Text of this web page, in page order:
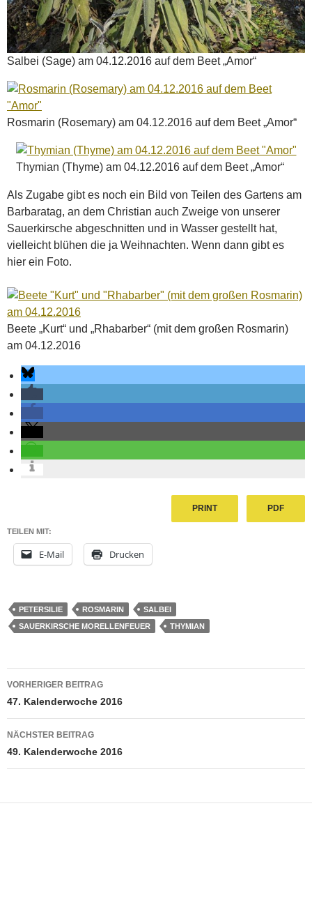
Salbei (Sage) am 04.12.2016 auf dem Beet „Amor“
Rosmarin (Rosemary) am 04.12.2016 auf dem Beet „Amor“
Thymian (Thyme) am 04.12.2016 auf dem Beet „Amor“
Als Zugabe gibt es noch ein Bild von Teilen des Gartens am
Barbaratag, an dem Christian auch Zweige von unserer
Sauerkirsche abgeschnitten und in Wasser gestellt hat,
vielleicht blühen die ja Weihnachten. Wenn dann gibt es
hier ein Foto.
Beete „Kurt“ und „Rhabarber“ (mit dem großen Rosmarin)
am 04.12.2016
PRINT PDF
TEILEN MIT:
E-Mail Drucken
PETERSILIE ROSMARIN
SALBEI
SAUERKIRSCHE MORELLENFEUER
THYMIAN
Beitragsnavigation
VORHERIGER BEITRAG
47. Kalenderwoche 2016
NÄCHSTER BEITRAG
49. Kalenderwoche 2016